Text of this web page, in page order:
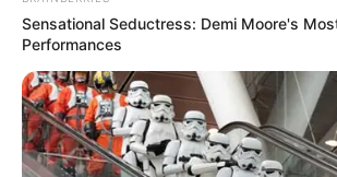
UNIRSE AL CANAL DE
Unagrave situación se presentóesta
Sensational Seductress: Demi Moore's
Performances